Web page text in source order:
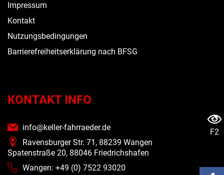
Impressum
Kontakt
Nutzungsbedingungen
Barrierefreiheitserklärung nach BFSG
KONTAKT INFO
info@keller-fahrraeder.de
Ravensburger Str. 71, 88239 Wangen
Spatenstraße 20, 88046 Friedrichshafen
Wangen: +49 (0) 7522 93020
F2